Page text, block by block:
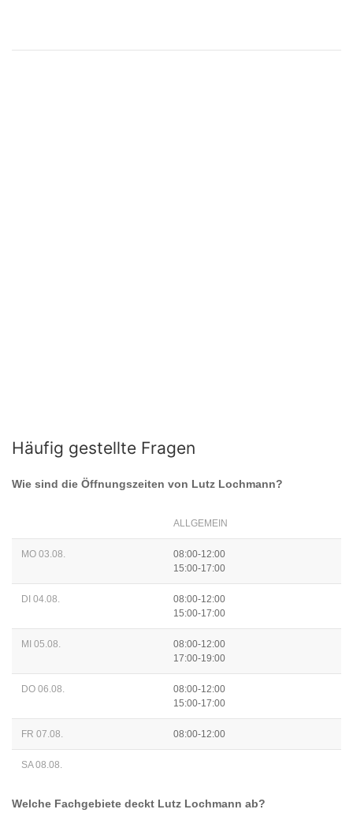
Häufig gestellte Fragen
Wie sind die Öffnungszeiten von Lutz Lochmann?
ALLGEMEIN
MO 03.08.
08:00-12:00
15:00-17:00
DI 04.08.
08:00-12:00
15:00-17:00
MI 05.08.
08:00-12:00
17:00-19:00
DO 06.08.
08:00-12:00
15:00-17:00
FR 07.08. 08:00-12:00
SA 08.08.
Welche Fachgebiete deckt Lutz Lochmann ab?